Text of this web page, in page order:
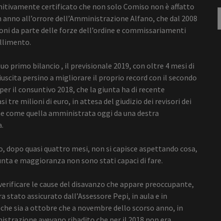
certificato che non solo Comiso non è affatto
all’orrore dell’Amministrazione Alfano, che dal 2008
da parte delle forze dell’ordine e commissariamenti
primo bilancio , il previsionale 2019, con oltre 4 mesi di
persino a migliorare il proprio record con il secondo
il consuntivo 2018, che la giunta ha di recente
tre milioni di euro, in attesa del giudizio dei revisori dei
come quella amministrata oggi da una destra
quasi quattro mesi, non si capisce aspettando cosa,
e maggioranza non sono stati capaci di fare.
le cause del disavanzo che appare preoccupante,
stato assicurato dall’Assessore Pepi, in aula e in
sia a ottobre che a novembre dello scorso anno, in